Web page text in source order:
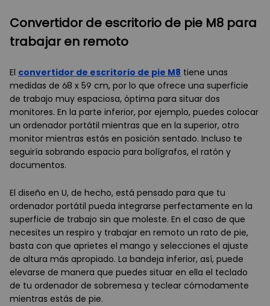
Convertidor de escritorio de pie M8 para
trabajar en remoto
El convertidor de escritorio de pie M8 tiene unas
medidas de 68 x 59 cm, por lo que ofrece una superficie
de trabajo muy espaciosa, óptima para situar dos
monitores. En la parte inferior, por ejemplo, puedes colocar
un ordenador portátil mientras que en la superior, otro
monitor mientras estás en posición sentado. Incluso te
seguiría sobrando espacio para bolígrafos, el ratón y
documentos.
El diseño en U, de hecho, está pensado para que tu
ordenador portátil pueda integrarse perfectamente en la
superficie de trabajo sin que moleste. En el caso de que
necesites un respiro y trabajar en remoto un rato de pie,
basta con que aprietes el mango y selecciones el ajuste
de altura más apropiado. La bandeja inferior, así, puede
elevarse de manera que puedes situar en ella el teclado
de tu ordenador de sobremesa y teclear cómodamente
mientras estás de pie.